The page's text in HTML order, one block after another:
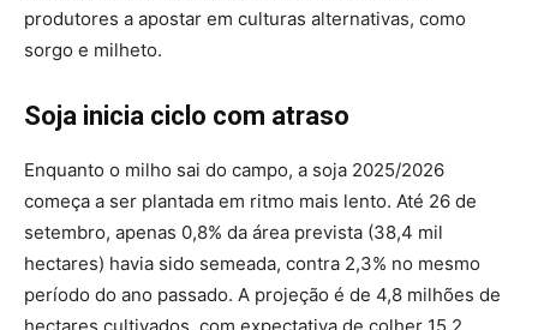
produtores a apostar em culturas alternativas, como
sorgo e milheto.
Soja inicia ciclo com atraso
Enquanto o milho sai do campo, a soja 2025/2026
começa a ser plantada em ritmo mais lento. Até 26 de
setembro, apenas 0,8% da área prevista (38,4 mil
hectares) havia sido semeada, contra 2,3% no mesmo
período do ano passado. A projeção é de 4,8 milhões de